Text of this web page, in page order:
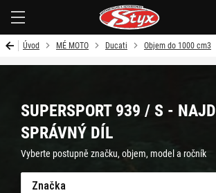
Úvod MÉ MOTO Ducati Objem do 1000 cm3
SUPERSPORT 939 / S -
SPRÁVNÝ DÍL
Vyberte postupně značku, objem, model a ročník
Značka